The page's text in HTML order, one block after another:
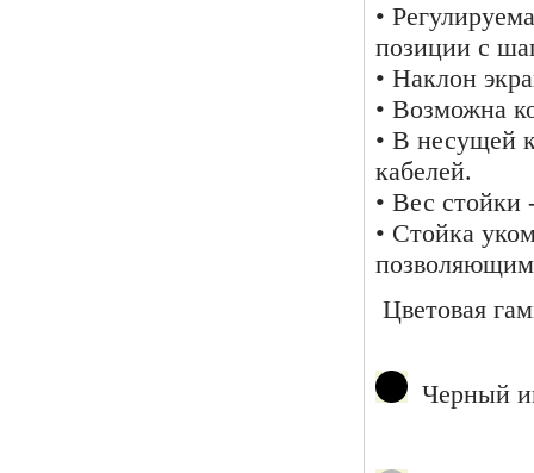
•
позиции с
• Наклон
• Возможна
• В несущей
кабелей.
• Вес стойки
• Стойка
Цветовая
Черный